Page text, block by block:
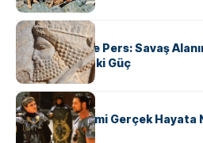
KÜLTÜR
Antik Yunan ve Pers: Savaş
Şekillendiren İki Güç
KÜLTÜR
‘Gladiator’ Filmi Gerçek Hayata